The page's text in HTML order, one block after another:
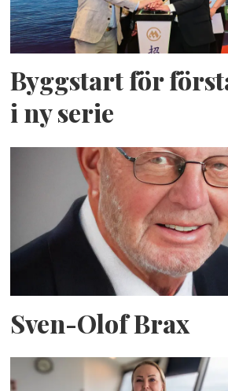
Byggstart för
i ny serie
Sven-Olof Brax